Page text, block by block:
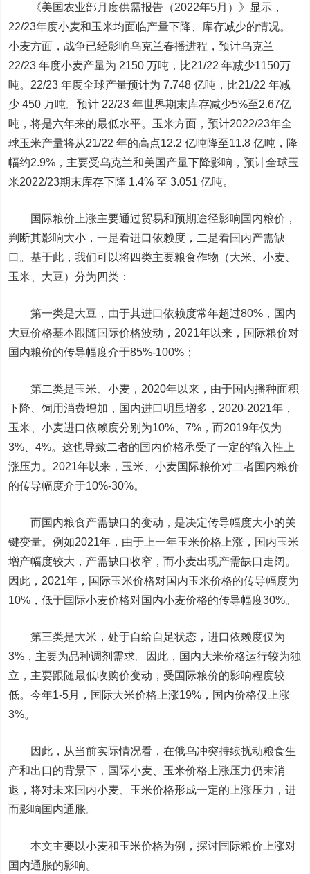
《美国农业部月度供需报告（2022年5月）》显示，
22/23年度小麦和玉米均面临产量下降、库存减少的情况。
小麦方面，战争已经影响乌克兰春播进程，预计乌克兰
22/23 年度小麦产量为 2150 万吨，比21/22 年减少1150万
吨。22/23 年度全球产量预计为 7.748 亿吨，比21/22 年减
少 450 万吨。预计 22/23 年世界期末库存减少5%至2.67亿
吨，将是六年来的最低水平。玉米方面，预计2022/23年全
球玉米产量将从21/22 年的高点12.2 亿吨降至11.8 亿吨，降
幅约2.9%，主要受乌克兰和美国产量下降影响，预计全球玉
米2022/23期末库存下降 1.4% 至 3.051 亿吨。
国际粮价上涨主要通过贸易和预期途径影响国内粮价，
判断其影响大小，一是看进口依赖度，二是看国内产需缺
口。基于此，我们可以将四类主要粮食作物（大米、小麦、
玉米、大豆）分为四类：
第一类是大豆，由于其进口依赖度常年超过80%，国内
大豆价格基本跟随国际价格波动，2021年以来，国际粮价对
国内粮价的传导幅度介于85%-100%；
第二类是玉米、小麦，2020年以来，由于国内播种面积
下降、饲用消费增加，国内进口明显增多，2020-2021年，
玉米、小麦进口依赖度分别为10%、7%，而2019年仅为
3%、4%。这也导致二者的国内价格承受了一定的输入性上
涨压力。2021年以来，玉米、小麦国际粮价对二者国内粮价
的传导幅度介于10%-30%。
而国内粮食产需缺口的变动，是决定传导幅度大小的关
键变量。例如2021年，由于上一年玉米价格上涨，国内玉米
增产幅度较大，产需缺口收窄，而小麦出现产需缺口走阔。
因此，2021年，国际玉米价格对国内玉米价格的传导幅度为
10%，低于国际小麦价格对国内小麦价格的传导幅度30%。
第三类是大米，处于自给自足状态，进口依赖度仅为
3%，主要为品种调剂需求。因此，国内大米价格运行较为独
立，主要跟随最低收购价变动，受国际粮价的影响程度较
低。今年1-5月，国际大米价格上涨19%，国内价格仅上涨
3%。
因此，从当前实际情况看，在俄乌冲突持续扰动粮食生
产和出口的背景下，国际小麦、玉米价格上涨压力仍未消
退，将对未来国内小麦、玉米价格形成一定的上涨压力，进
而影响国内通胀。
本文主要以小麦和玉米价格为例，探讨国际粮价上涨对
国内通胀的影响。